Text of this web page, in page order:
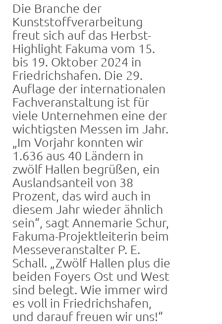
Die Branche der
Kunststoffverarbeitung
freut sich auf das Herbst-
Highlight Fakuma vom 15.
bis 19. Oktober 2024 in
Friedrichshafen. Die 29.
Auflage der internationalen
Fachveranstaltung ist für
viele Unternehmen eine der
wichtigsten Messen im Jahr.
„Im Vorjahr konnten wir
1.636 aus 40 Ländern in
zwölf Hallen begrüßen, ein
Auslandsanteil von 38
Prozent, das wird auch in
diesem Jahr wieder ähnlich
sein“, sagt Annemarie Schur,
Fakuma-Projektleiterin beim
Messeveranstalter P. E.
Schall. „Zwölf Hallen plus die
beiden Foyers Ost und West
sind belegt. Wie immer wird
es voll in Friedrichshafen,
und darauf freuen wir uns!“